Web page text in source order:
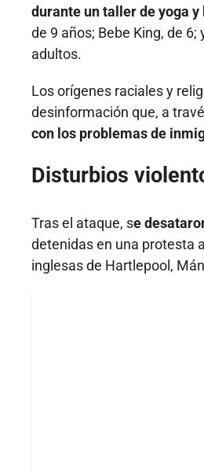
durante un taller de yoga
de 9 años; Bebe King, de
adultos.
Los orígenes raciales y
desinformación que, a
con los problemas de
Disturbios
Tras el ataque, se
detenidas en una protesta
inglesas de Hartlepool,